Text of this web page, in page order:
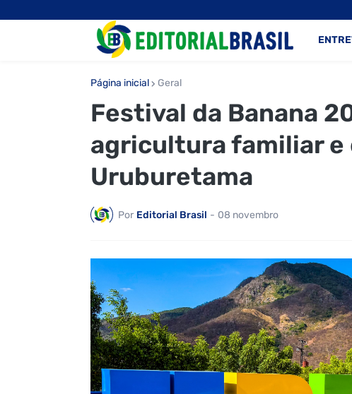
Página inicial Geral
Festival da Banana
agricultura familiar e
Uruburetama
Por Editorial Brasil - 08 novembro